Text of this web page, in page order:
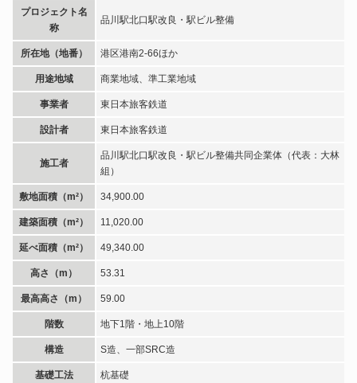
プロジェクト名
称
品川駅北口駅改良・駅ビル整備
所在地（地番） 港区港南2-66ほか
用途地域 商業地域、準工業地域
事業者 東日本旅客鉄道
設計者 東日本旅客鉄道
施工者
品川駅北口駅改良・駅ビル整備共同企業体（代表：大林
組）
敷地面積（m²） 34,900.00
建築面積（m²） 11,020.00
延べ面積（m²） 49,340.00
高さ（m） 53.31
最高高さ（m） 59.00
階数 地下1階・地上10階
構造 S造、一部SRC造
基礎工法 杭基礎